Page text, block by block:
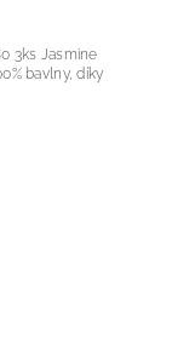
3ks Jasmine
bavlny, díky